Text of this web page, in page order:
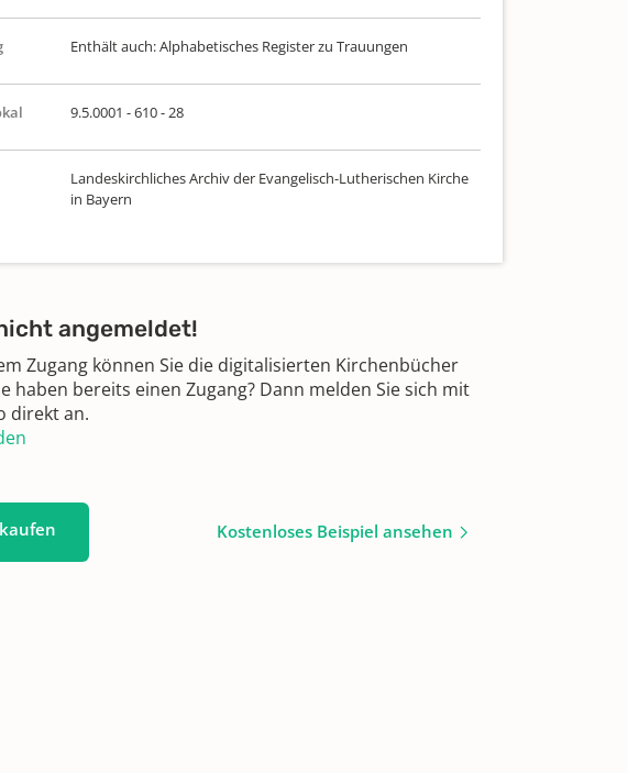
Enthält auch: Alphabetisches Register zu Trauungen
9.5.0001 - 610 - 28
Landeskirchliches Archiv der Evangelisch-Lutherischen Kirche
in Bayern
angemeldet!
Zugang können Sie die digitalisierten Kirchenbücher
haben bereits einen Zugang? Dann melden Sie sich mit
direkt an.
Kostenloses Beispiel ansehen